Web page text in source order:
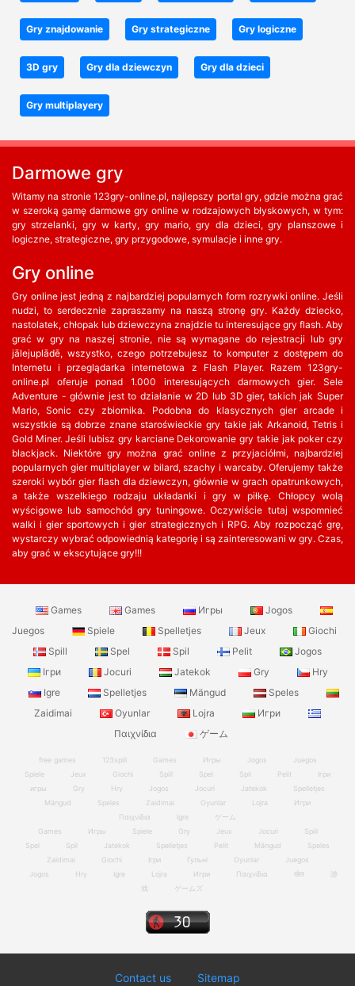
Gry znajdowanie Gry strategiczne Gry logiczne
3D gry Gry dla dziewczyn Gry dla dzieci
Gry multiplayery
Darmowe gry
Witamy na stronie 123gry-online.pl, najlepszy portal gry, gdzie można grać
w szeroką gamę darmowe gry online w rodzajowych błyskowych, w tym:
gry strzelanki, gry w karty, gry mario, gry dla dzieci, gry planszowe i
logiczne, strategiczne, gry przygodowe, symulacje i inne gry.
Gry online
Gry online jest jedną z najbardziej popularnych form rozrywki online. Jeśli
nudzi, to serdecznie zapraszamy na naszą stronę gry. Każdy dziecko,
nastolatek, chłopak lub dziewczyna znajdzie tu interesujące gry flash. Aby
grać w gry na naszej stronie, nie są wymagane do rejestracji lub gry
jālejuplādē, wszystko, czego potrzebujesz to komputer z dostępem do
Internetu i przeglądarka internetowa z Flash Player. Razem 123gry-
online.pl oferuje ponad 1.000 interesujących darmowych gier. Sele
Adventure - głównie jest to działanie w 2D lub 3D gier, takich jak Super
Mario, Sonic czy zbiornika. Podobna do klasycznych gier arcade i
wszystkie są dobrze znane staroświeckie gry takie jak Arkanoid, Tetris i
Gold Miner. Jeśli lubisz gry karciane Dekorowanie gry takie jak poker czy
blackjack. Niektóre gry można grać online z przyjaciółmi, najbardziej
popularnych gier multiplayer w bilard, szachy i warcaby. Oferujemy także
szeroki wybór gier flash dla dziewczyn, głównie w grach opatrunkowych,
a także wszelkiego rodzaju układanki i gry w piłkę. Chłopcy wolą
wyścigowe lub samochód gry tuningowe. Oczywiście tutaj wspomnieć
walki i gier sportowych i gier strategicznych i RPG. Aby rozpocząć grę,
wystarczy wybrać odpowiednią kategorię i są zainteresowani w gry. Czas,
aby grać w ekscytujące gry!!!
Games Games Игры
Jogos
Juegos
Spiele Spelletjes Jeux
Giochi
Spill
Spel Spil Pelit
Jogos
Ігри
Jocuri Jatekok Gry
Hry
Igre
Spelletjes Mängud
Speles
Zaidimai
Oyunlar Lojra
Игри
Παιχνίδια
ゲーム
free games 123spill Games Игры Jogos
Juegos
Spiele
Jeux Giochi Spill Spel Spil Pelit
Ігри
игры
Gry Hry Jogos Jocuri Jatekok
Spelletjes
Mängud
Speles Zaidimai Oyunlar Lojra
Игри
Παιχνίδια
Igre
ゲーム
Games
Игры Spiele Gry Jeux Jocuri
Spill
Spel
Spil Jatekok Spelletjes Pelit Mängud
Speles
Zaidimai
Giochi Ігри Гульні Oyunlar
Juegos
Jogos
Hry Igre Lojra Игри Παιχνίδια खेल
游
戏
ゲームズ
Contact us Sitemap